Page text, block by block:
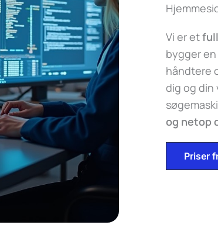
Vi er et
bygger en
håndtere
dig og din
og netop
Priser